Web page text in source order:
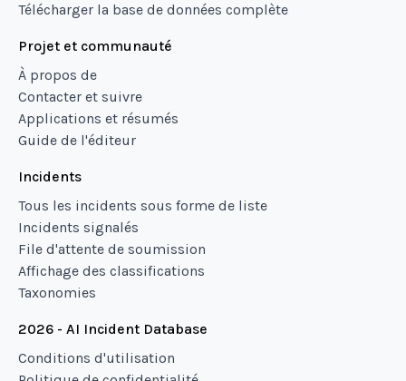
Télécharger la base de données complète
Projet et communauté
À propos de
Contacter et suivre
Applications et résumés
Guide de l'éditeur
Incidents
Tous les incidents sous forme de liste
Incidents signalés
File d'attente de soumission
Affichage des classifications
Taxonomies
2026 - AI Incident Database
Conditions d'utilisation